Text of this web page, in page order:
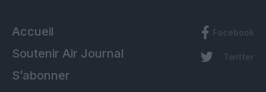
Accueil
Soutenir Air Journal
S’abonner